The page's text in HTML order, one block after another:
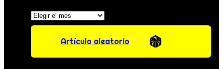
Archivos
Artículo aleatorio